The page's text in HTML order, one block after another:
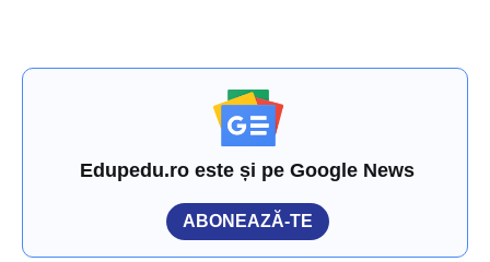
Edupedu.ro este și pe Google News
ABONEAZĂ-TE